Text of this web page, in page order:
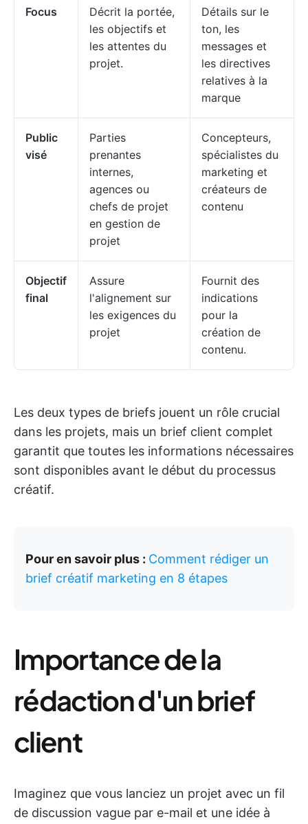
Focus
Décrit la portée,
les objectifs et
les attentes du
projet.
Détails sur le
ton, les
messages et
les directives
relatives à la
marque
Public
visé
Parties
prenantes
internes,
agences ou
chefs de projet
en gestion de
projet
Concepteurs,
spécialistes du
marketing et
créateurs de
contenu
Objectif
final
Assure
l'alignement sur
les exigences du
projet
Fournit des
indications
pour la
création de
contenu.
Les deux types de briefs jouent un rôle crucial
dans les projets, mais un brief client complet
garantit que toutes les informations nécessaires
sont disponibles avant le début du processus
créatif.
Pour en savoir plus : Comment rédiger un
brief créatif marketing en 8 étapes
Importance de la
rédaction d'un brief
client
Imaginez que vous lanciez un projet avec un fil
de discussion vague par e-mail et une idée à